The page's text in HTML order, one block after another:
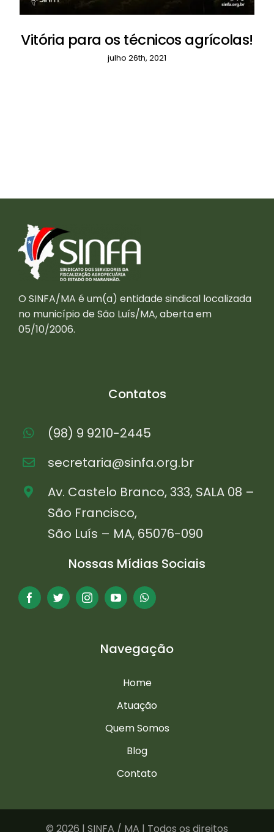
Vitória para os técnicos agrícolas!
julho 26th, 2021
O SINFA/MA é um(a) entidade sindical localizada
no município de São Luís/MA, aberta em
05/10/2006.
Contatos
(98) 9 9210-2445
secretaria@sinfa.org.br
Av. Castelo Branco, 333, SALA 08 –
São Francisco,
São Luís – MA, 65076-090
Nossas Mídias Sociais
Navegação
Home
Atuação
Quem Somos
Blog
Contato
© 2026 | SINFA / MA | Todos os direitos